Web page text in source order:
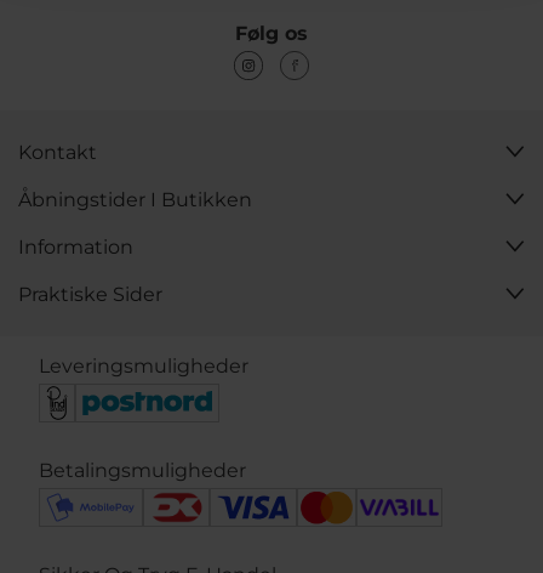
Følg os
Kontakt
Åbningstider I Butikken
Information
Praktiske Sider
Leveringsmuligheder
Betalingsmuligheder